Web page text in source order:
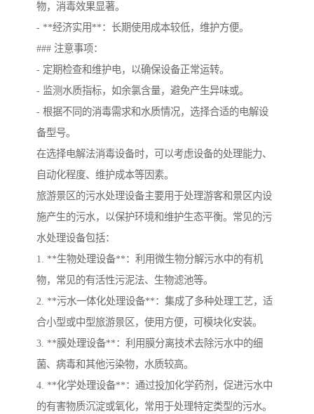
物，消毒效果显著。
- **经济实用**：长期使用成本较低，维护方便。
### 注意事项：
- 定期检查和维护电，以确保设备正常运转。
- 监测水质指标，如余氯含量，避免产生异味或。
- 根据不同的消毒需求和水质情况，选择合适的电解设
备型号。
在选择电解法消毒设备时，可以考虑设备的处理能力、
自动化程度、维护成本等因素。
旅游景区的污水处理设备主要用于处理游客和景区内设
施产生的污水，以保护环境和维护生态平衡。常见的污
水处理设备包括：
1. **生物处理设备**：利用微生物分解污水中的有机
物，常见的有活性污泥法、生物滤池等。
2. **污水一体化处理设备**：集成了多种处理工艺，适
合小型或中型旅游景区，使用方便，可模块化安装。
3. **膜处理设备**：利用膜分离技术去除污水中的细
菌、病毒和其他污染物，水质较高。
4. **化学处理设备**：通过投加化学药剂，促进污水中
的有害物质沉淀或氧化，常用于处理特定类型的污水。